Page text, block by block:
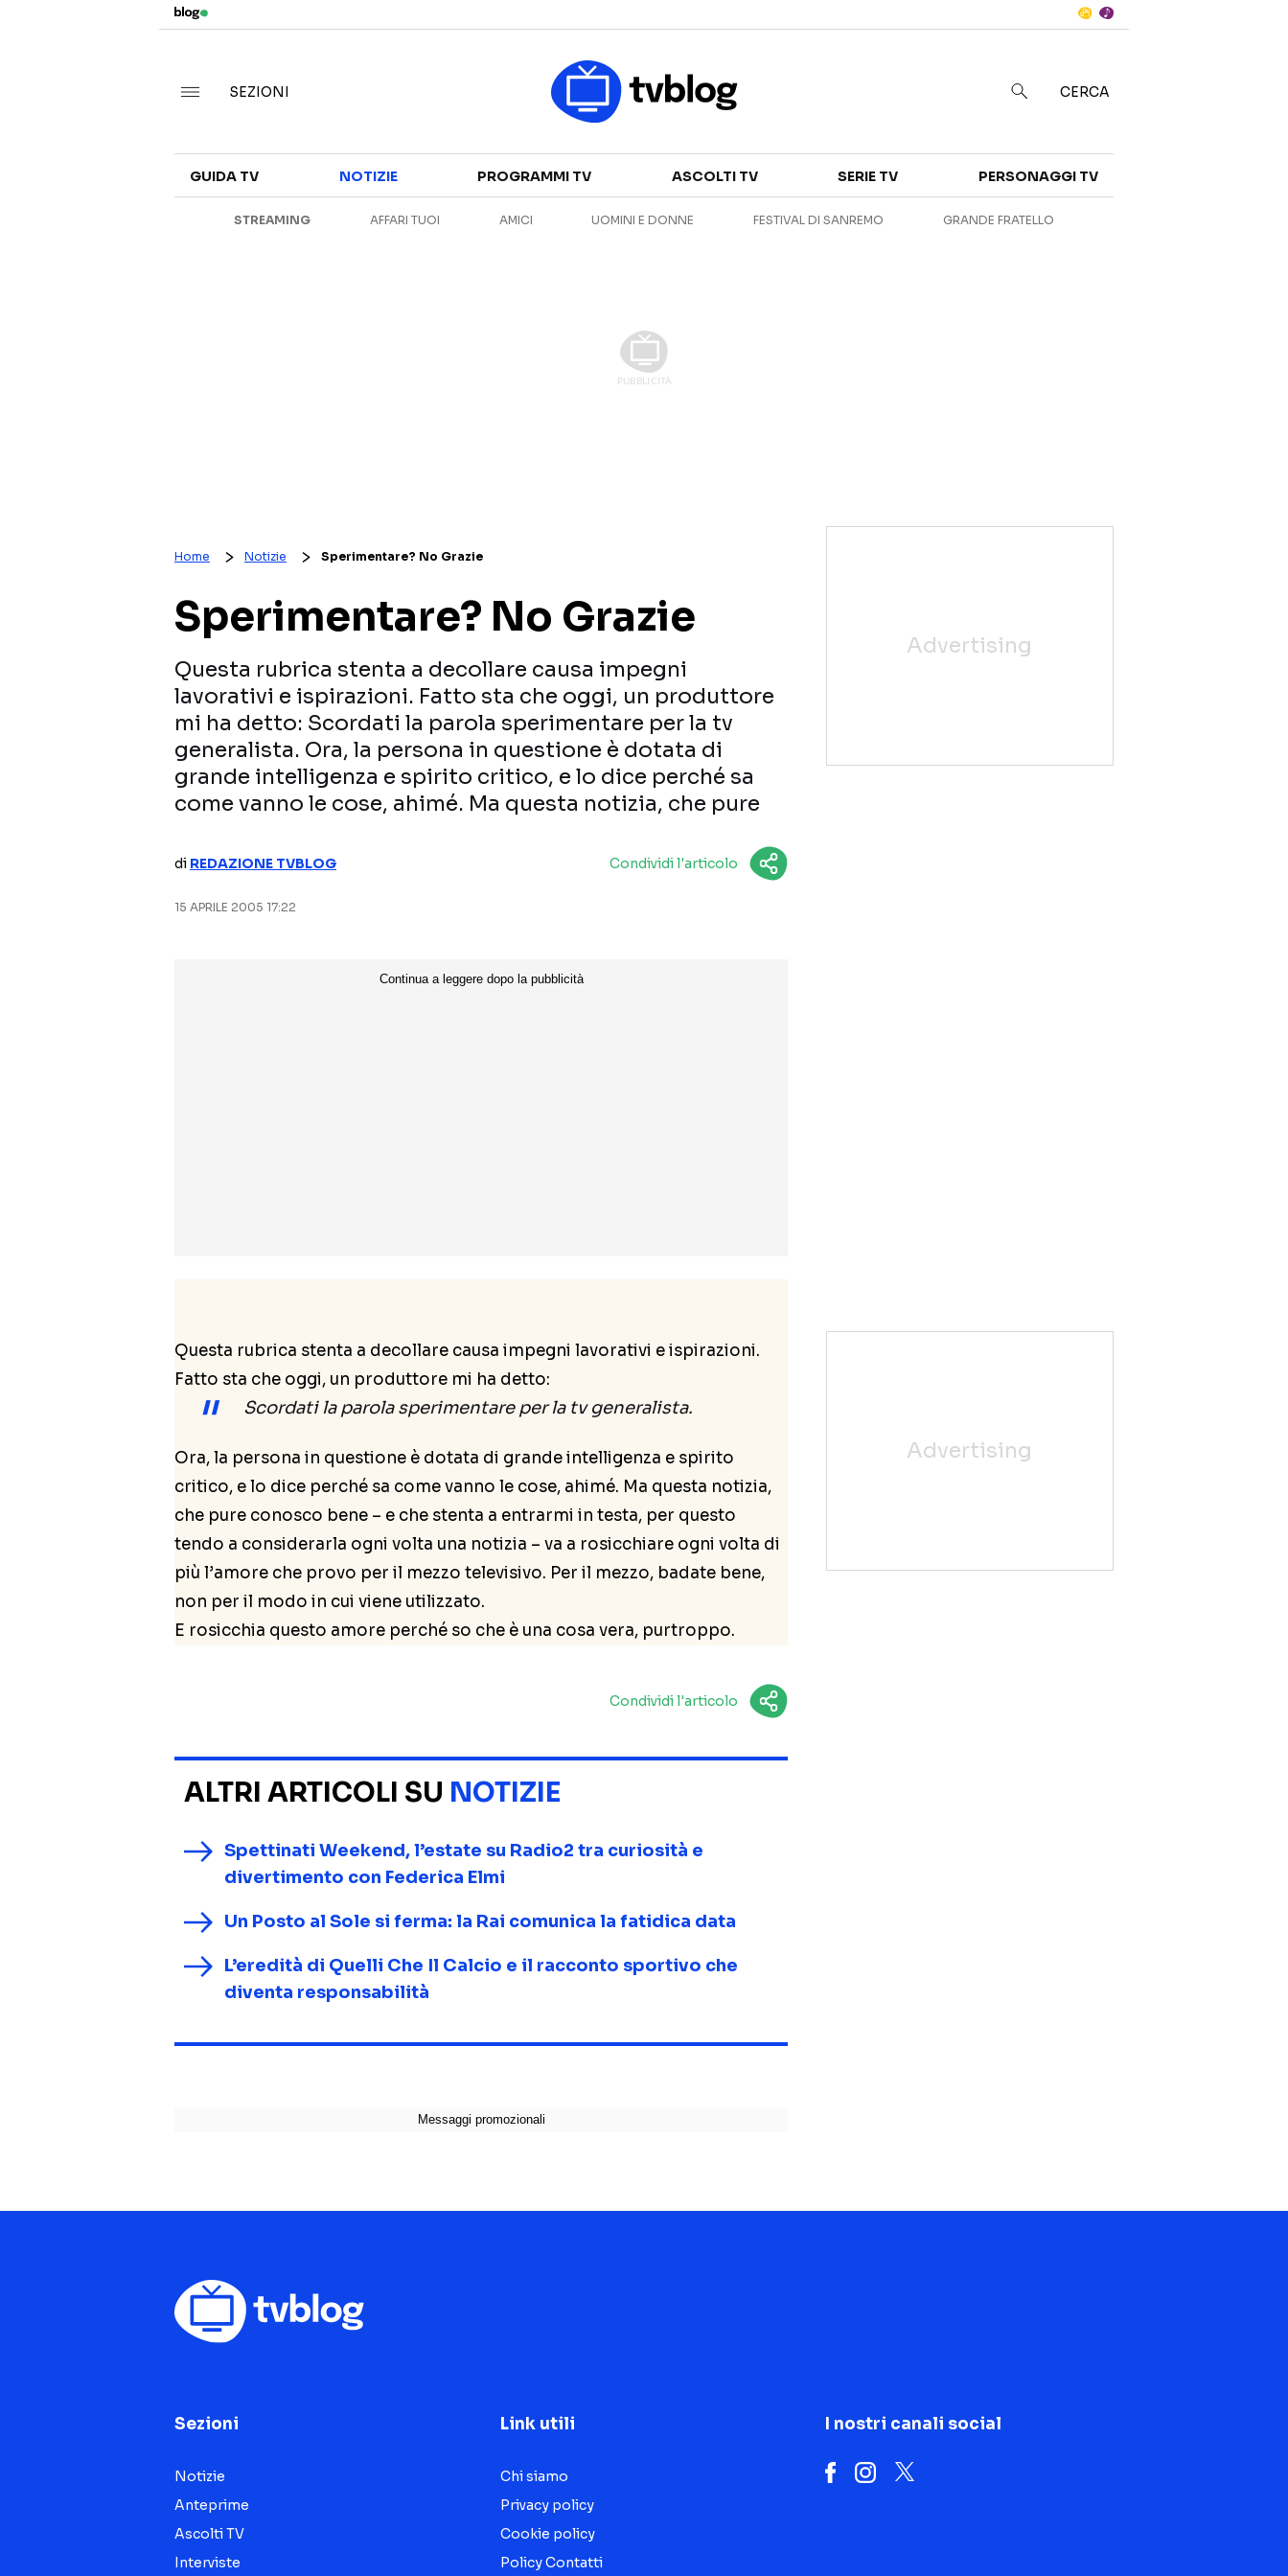
CANALI TV
SERIE TV
ANTEPRIME
SEZIONI CERCA
GUIDA TV NOTIZIE PROGRAMMI TV ASCOLTI TV SERIE TV PERSONAGGI TV
STREAMING AFFARI TUOI AMICI UOMINI E DONNE FESTIVAL DI SANREMO GRANDE FRATELLO
Home Notizie Sperimentare? No Grazie
Sperimentare? No Grazie
Questa rubrica stenta a decollare causa impegni
lavorativi e ispirazioni. Fatto sta che oggi, un produttore
mi ha detto: Scordati la parola sperimentare per la tv
generalista. Ora, la persona in questione è dotata di
grande intelligenza e spirito critico, e lo dice perché sa
come vanno le cose, ahimé. Ma questa notizia, che pure
di REDAZIONE TVBLOG Condividi l'articolo
15 APRILE 2005 17:22
Questa rubrica stenta a decollare causa impegni lavorativi e ispirazioni.
Fatto sta che oggi, un produttore mi ha detto:
Scordati la parolasperimentareper la tv generalista.
Ora, la persona in questione è dotata di grande intelligenza e spirito
critico, e lo dice perché sa come vanno le cose, ahimé. Ma questa notizia,
che pure conosco bene – e che stenta a entrarmi in testa, per questo
tendo a considerarla ogni volta una notizia – va a rosicchiare ogni volta di
più l’amore che provo per il mezzo televisivo. Per il mezzo, badate bene,
non per il modo in cui viene utilizzato.
E rosicchia questo amore perché so che è una cosa vera, purtroppo.
Condividi l'articolo
ALTRI ARTICOLI SU NOTIZIE
Spettinati Weekend, l’estate su Radio2 tra curiosità e
divertimento con Federica Elmi
Un Posto al Sole si ferma: la Rai comunica la fatidica data
L’eredità di Quelli Che Il Calcio e il racconto sportivo che
diventa responsabilità
Sezioni
Notizie
Anteprime
Ascolti TV
Interviste
Link utili
Chi siamo
Privacy policy
Cookie policy
Policy Contatti
I nostri canali social